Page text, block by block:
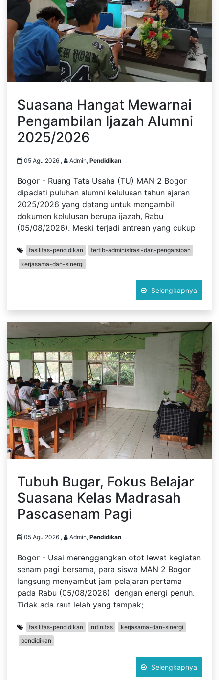
Suasana Hangat Mewarnai
Pengambilan Ijazah Alumni
2025/2026
05 Agu 2026 , Admin, Pendidikan
Bogor - Ruang Tata Usaha (TU) MAN 2 Bogor
dipadati puluhan alumni kelulusan tahun ajaran
2025/2026 yang datang untuk mengambil
dokumen kelulusan berupa ijazah, Rabu
(05/08/2026). Meski terjadi antrean yang cukup
fasilitas-pendidikan
tertib-administrasi-dan-pengarsipan
kerjasama-dan-sinergi
Selengkapnya
Tubuh Bugar, Fokus Belajar
Suasana Kelas Madrasah
Pascasenam Pagi
05 Agu 2026 , Admin, Pendidikan
Bogor - Usai merenggangkan otot lewat kegiatan
senam pagi bersama, para siswa MAN 2 Bogor
langsung menyambut jam pelajaran pertama
pada Rabu (05/08/2026) dengan energi penuh.
Tidak ada raut lelah yang tampak;
fasilitas-pendidikan rutinitas
kerjasama-dan-sinergi
pendidikan
Selengkapnya